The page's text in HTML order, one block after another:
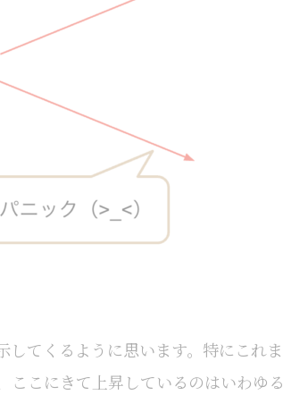
てくるように思います。特にこれま
ここにきて上昇しているのはいわゆる